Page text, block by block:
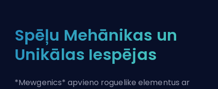
Spēļu Mehānikas un
Unikālas Iespējas
*Mewgenics* apvieno roguelike elementus ar